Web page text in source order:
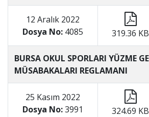
12 Aralık 2022
Dosya No: 4085 319.36 KB
BURSA OKUL SPORLARI YÜZME
MÜSABAKALARI REGLAMANI
25 Kasım 2022
Dosya No:3991 324.69 KB